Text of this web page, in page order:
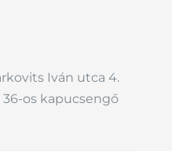
Iván utca 4.
36-os kapucsengő